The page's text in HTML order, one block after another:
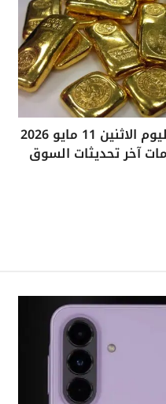
سعر الذهب اليوم الاثنين 11 مايو 2026